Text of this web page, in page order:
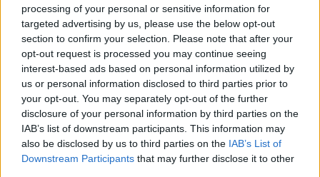
processing of your personal or sensitive information for
targeted advertising by us, please use the below opt-out
section to confirm your selection. Please note that after your
opt-out request is processed you may continue seeing
interest-based ads based on personal information utilized by
us or personal information disclosed to third parties prior to
your opt-out. You may separately opt-out of the further
disclosure of your personal information by third parties on the
IAB’s list of downstream participants. This information may
also be disclosed by us to third parties on the IAB’s List of
Downstream Participants that may further disclose it to other
27 Φεβρουαρίου 2026
Μεταπροπονητική πείνα: Ο λόγος
που θέλεις να καταβροχθίσεις τα
πάντα μετά την άσκηση
27 Φεβρουαρίου 2026
Ωρίων – Σπάνια νοσήματα
συνδέονται με μνημεία που